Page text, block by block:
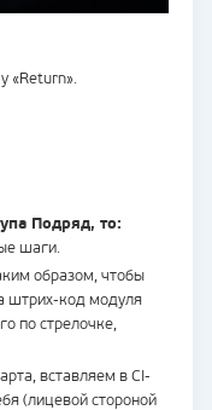
«Return».
Подряд, то:
шаги.
образом, чтобы
штрих-код модуля
по стрелочке,
вставляем в CI-
(лицевой стороной